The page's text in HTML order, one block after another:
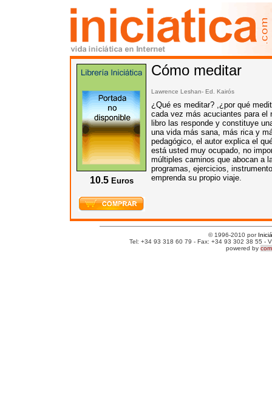
10.5 Euros
Cómo meditar
Lawrence Leshan- Ed. Kairós
¿Qué es meditar? ,¿por qué
cada vez más acuciantes para el
libro las responde y constituye
una vida más sana, más rica y
pedagógico, el autor explica el
está usted muy ocupado, no
múltiples caminos que abocan a
programas, ejercicios,
emprenda su propio viaje.
© 1996-2010 por
Tel: +34 93 318 60 79 - Fax: +34 93 302 38 55 -
powered by